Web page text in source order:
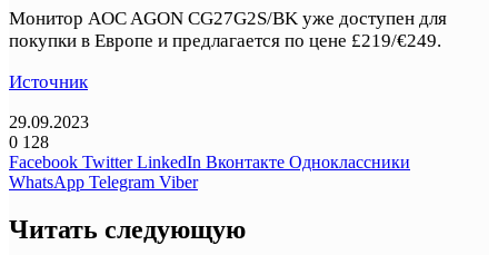
Монитор AOC AGON CG27G2S/BK уже доступен для
покупки в Европе и предлагается по цене £219/€249.
Источник
29.09.2023
0 128
Facebook Twitter LinkedIn Вконтакте Одноклассники
WhatsApp Telegram Viber
Читать следующую